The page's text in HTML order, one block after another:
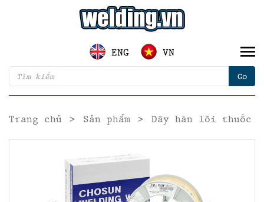
ENG VN
Trang chủ > Sản phẩm > Dây hàn lõi thuốc